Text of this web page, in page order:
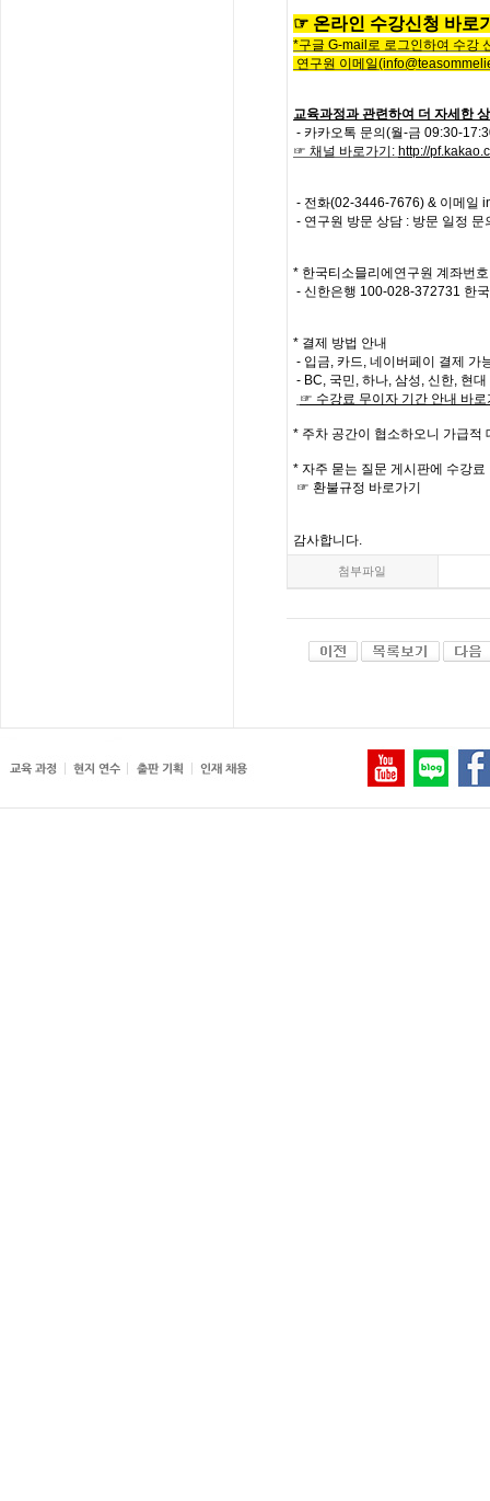
☞ 온라인 수강신청 바로
*구글 G-mail로 로그인하여 수강
연구원 이메일
교육과정과 관련하여 더 자세한
- 카카오톡 문의(월-금 09:30-
☞ 채널 바로가기 : http://
- 전화(02-3446-7676) & 이메일
- 연구원 방문 상담 : 방문 일정
* 한국티소믈리에연구원 계좌번호
- 신한은행 100-028-372731 한
* 결제 방법 안내
- 입금, 카드, 네이버페이 결제 가
- BC, 국민, 하나, 삼성, 신한, 현
☞ 수강료 무이자 기간 안내 바로
* 주차 공간이 협소하오니 가급적
* 자주 묻는 질문 게시판에 수강료
☞ 환불규정 바로가기
감사합니다.
첨부파일